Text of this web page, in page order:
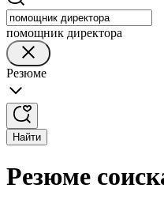
помощник директора
Резюме
Найти
Резюме